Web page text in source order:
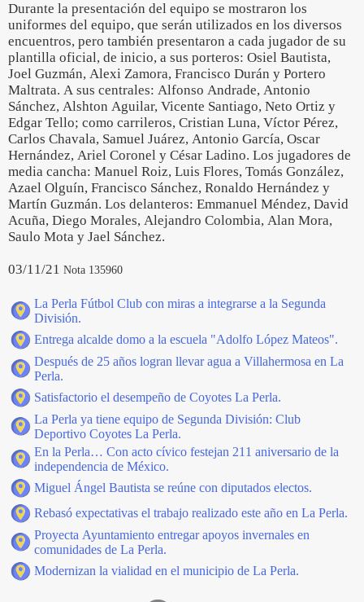
Durante la presentación del equipo se mostraron los
uniformes del equipo, que serán utilizados en los diversos
encuentros, pero también presentaron a cada jugador de su
plantilla oficial, de inicio, a sus porteros: Osiel Bautista,
Joel Guzmán, Alexi Zamora, Francisco Durán y Portero
Maltrata. A sus centrales: Alfonso Andrade, Antonio
Sánchez, Alshton Aguilar, Vicente Santiago, Neto Ortiz y
Edgar Tello; como carrileros, Cristian Luna, Víctor Pérez,
Carlos Chavala, Samuel Juárez, Antonio García, Oscar
Hernández, Ariel Coronel y César Ladino. Los jugadores de
media cancha: Manuel Roiz, Luis Flores, Tomás González,
Azael Olguín, Francisco Sánchez, Ronaldo Hernández y
Martín Guzmán. Los delanteros: Emmanuel Méndez, David
Acuña, Diego Morales, Alejandro Colombia, Alan Mora,
Saulo Mota y Jael Sánchez.
03/11/21 Nota 135960
La Perla Fútbol Club con miras a integrarse a la Segunda
División.
Entrega alcalde domo a la escuela "Adolfo López Mateos".
Después de 25 años logran llevar agua a Villahermosa en La
Perla.
Satisfactorio el desempeño de Coyotes La Perla.
La Perla ya tiene equipo de Segunda División: Club
Deportivo Coyotes La Perla.
En la Perla… Con acto cívico festejan 211 aniversario de la
independencia de México.
Miguel Ángel Bautista se reúne con diputados electos.
Rebasó expectativas el trabajo realizado este año en La Perla.
Proyecta Ayuntamiento entregar apoyos invernales en
comunidades de La Perla.
Modernizan la vialidad en el municipio de La Perla.